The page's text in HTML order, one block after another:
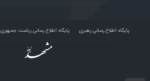
پایگاه اطلاع رسانی رهبری پایگاه اطلاع رسانی ریاست جمهوری
پرتال قوه قضائیه استودیو راو